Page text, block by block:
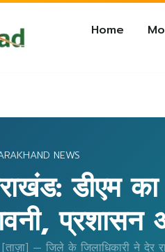
Home
NEWS
डीएम
प्रशासन
— जिले के जिलाधिकारी ने देर